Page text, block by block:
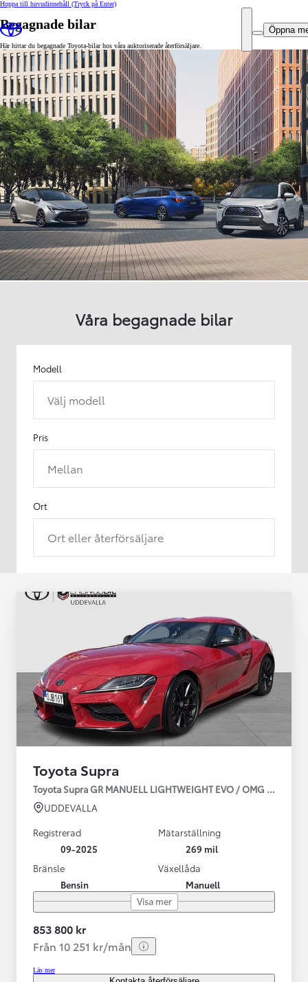
Hoppa till huvudinnehåll (Tryck på Enter)
Öppna
Begagnade bilar
Här hittar du begagnade Toyota-bilar hos våra auktoriserade återförsäljare.
Våra begagnade bilar
Modell
Välj modell
Pris
Mellan
Ort
Ort eller återförsäljare
Toyota Supra
Toyota Supra GR MANUELL LIGHTWEIGHT EVO / OMG LEV!
UDDEVALLA
Registrerad
09-2025
Mätarställning
269 mil
Bränsle
Bensin
Växellåda
Manuell
Visa mer
853 800 kr
Från 10 251 kr/mån
Läs mer